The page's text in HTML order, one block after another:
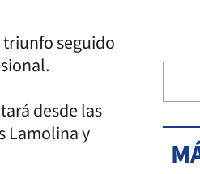
triunfo seguido
desde las
Lamolina y